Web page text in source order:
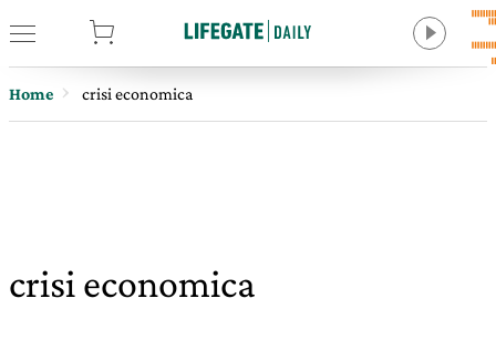
Home crisi economica
crisi economica